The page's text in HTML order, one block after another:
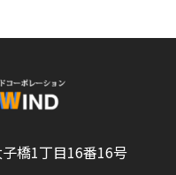
橋1丁目16番16号